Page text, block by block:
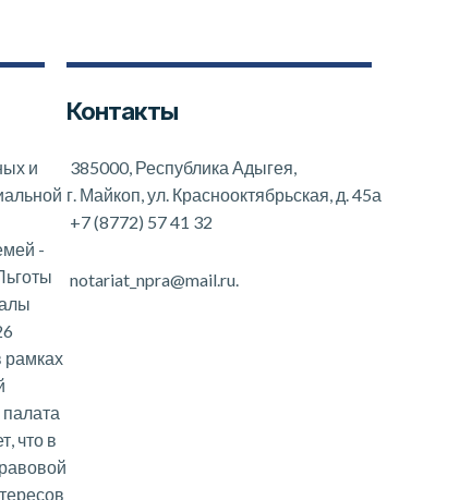
и
-
рамках
что в
Контакты
385000, Республика Адыгея,
г. Майкоп, ул. Краснооктябрьская, д. 45а
+7 (8772) 57 41 32
notariat_npra@mail.ru.